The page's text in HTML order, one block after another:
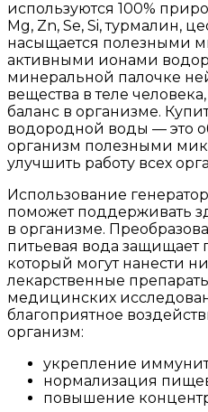
используются 100%
Mg, Zn, Se, Si, турмалин,
насыщается полезными
активными ионами
минеральной палочке
вещества в теле
баланс в организме.
водородной воды — это
организм полезными
улучшить работу всех
Использование
поможет поддерживать
в организме.
питьевая вода защищает
который могут нанести
лекарственные
медицинских
благоприятное
организм:
укрепление
нормализация
повышение